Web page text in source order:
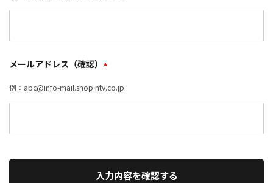
メールアドレス（確認） *
例：abc@info-mail.shop.ntv.co.jp
入力内容を確認する